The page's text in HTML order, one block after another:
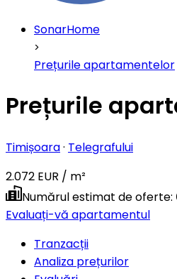
SonarHome
Prețurile apartamentelor
Prețurile
Timișoara· Telegrafului
2.072 EUR / m²
Numărul estimat de oferte:
Evaluați-vă apartamentul
Tranzacții
Analiza prețurilor